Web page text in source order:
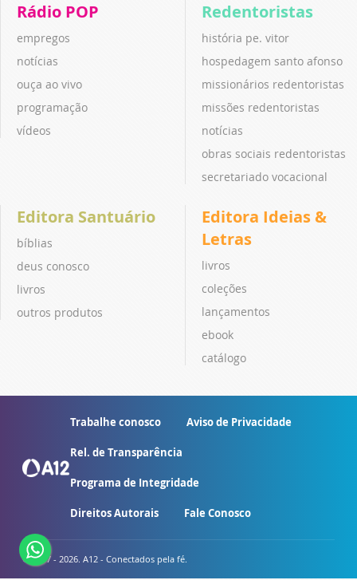
Rádio POP
empregos
notícias
ouça ao vivo
programação
vídeos
Redentoristas
história pe. vitor
hospedagem santo afonso
missionários redentoristas
missões redentoristas
notícias
obras sociais redentoristas
secretariado vocacional
Editora Santuário
bíblias
deus conosco
livros
outros produtos
Editora Ideias &
Letras
livros
coleções
lançamentos
ebook
catálogo
Trabalhe conosco Aviso de Privacidade
Rel. de Transparência
Programa de Integridade
Direitos Autorais Fale Conosco
© 2007 - 2026. A12 - Conectados pela fé.